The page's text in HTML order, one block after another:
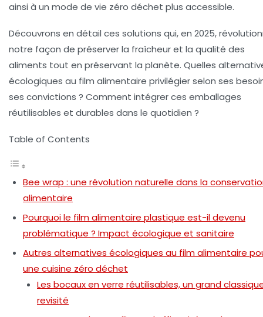
ainsi à un mode de vie zéro déchet plus accessible.
Découvrons en détail ces solutions qui, en 2025,
notre façon de préserver la fraîcheur et la qualité des
aliments tout en préservant la planète. Quelles
écologiques au film alimentaire privilégier selon ses
ses convictions ? Comment intégrer ces emballages
réutilisables et durables dans le quotidien ?
Table of Contents
Bee wrap : une révolution naturelle dans la
alimentaire
Pourquoi le film alimentaire plastique est-il devenu
problématique ? Impact écologique et sanitaire
Autres alternatives écologiques au film alimentaire
une cuisine zéro déchet
Les bocaux en verre réutilisables, un grand
revisité